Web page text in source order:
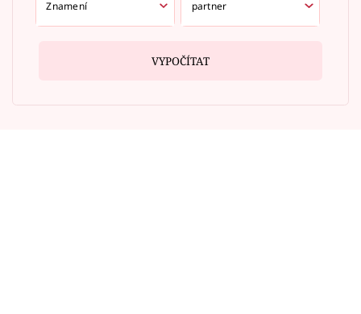
VYPOČÍTAT